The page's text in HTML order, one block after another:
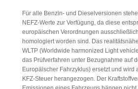
Für alle Benzin- und Dieselversionen
NEFZ-Werte zur Verfügung, da diese
europäischen Verordnungen
homologiert worden sind. Das
WLTP (Worldwide harmonized Light
das Prüfverfahren unter Bezugnahme auf
Europäischer Fahrzyklus) ersetzt und wird
KFZ-Steuer herangezogen. Der